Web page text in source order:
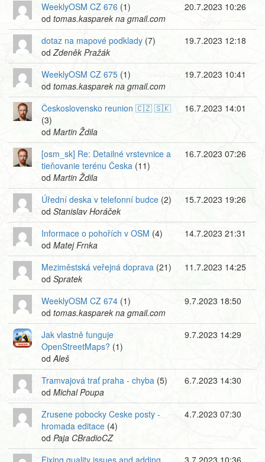
WeeklyOSM CZ 676 (1)
od tomas.kasparek na gmail.com
20.7.2023 10:26
dotaz na mapové podklady (7)
odZdeněk Pražák
19.7.2023 12:18
WeeklyOSM CZ 675 (1)
od tomas.kasparek na gmail.com
19.7.2023 10:41
Československo reunion 🇨🇿 🇸🇰
(3)
od Martin Ždila
16.7.2023 14:01
[osm_sk] Re: Detailné vrstevnice a
tieňovanie terénu Česka (11)
od Martin Ždila
16.7.2023 07:26
Úřední deska v telefonní budce (2)
od Stanislav Horáček
15.7.2023 19:26
Informace o pohořích v OSM (4)
od Matej Frnka
14.7.2023 21:31
Meziměstská veřejná doprava (21)
od Spratek
11.7.2023 14:25
WeeklyOSM CZ 674 (1)
od tomas.kasparek na gmail.com
9.7.2023 18:50
Jak vlastně funguje
OpenStreetMaps? (1)
odAleš
9.7.2023 14:29
Tramvajová trať praha - chyba (5)
od Michal Poupa
6.7.2023 14:30
Zrusene pobocky Ceske posty -
hromada editace (4)
od Paja CBradioCZ
4.7.2023 07:30
Fixing quality issues and adding
3.7.2023 10:36